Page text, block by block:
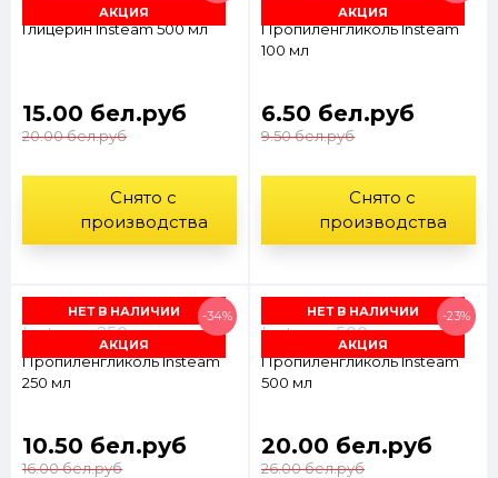
АКЦИЯ
Глицерин Insteam 500 мл
15.00 бел.руб
20.00 бел.руб
Снято с
производства
АКЦИЯ
Пропиленгликоль Insteam
100 мл
6.50 бел.руб
9.50 бел.руб
Снято с
производства
НЕТ В НАЛИЧИИ
АКЦИЯ
-34%
Пропиленгликоль Insteam
250 мл
10.50 бел.руб
16.00 бел.руб
НЕТ В НАЛИЧИИ
АКЦИЯ
-23%
Пропиленгликоль Insteam
500 мл
20.00 бел.руб
26.00 бел.руб